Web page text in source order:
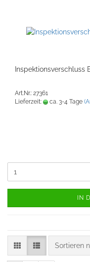
Inspektionsverschluss
Art.Nr.: 27361
Lieferzeit:
ca. 3-4 Tage
IN
Sortieren